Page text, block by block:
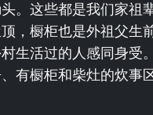
。这些都是我们家祖
，橱柜也是外祖父生
生活过的人感同身受
有橱柜和柴灶的炊事